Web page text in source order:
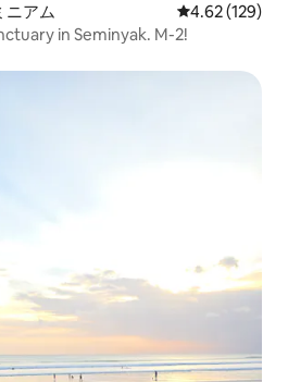
ニアム レビュー129
4.62 (129)
in Seminyak. M-2!